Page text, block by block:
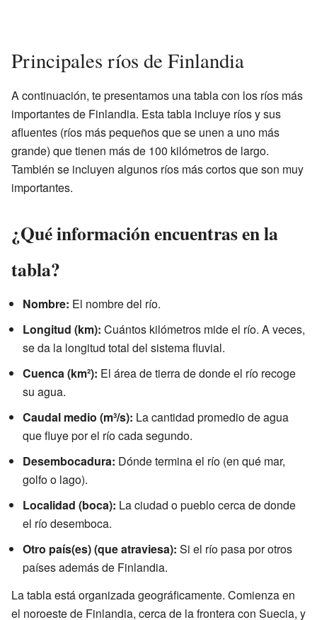
Principales ríos de Finlandia
A continuación, te presentamos una tabla con los ríos más
importantes de Finlandia. Esta tabla incluye ríos y sus
afluentes (ríos más pequeños que se unen a uno más
grande) que tienen más de 100 kilómetros de largo.
También se incluyen algunos ríos más cortos que son muy
importantes.
¿Qué información encuentras en la
tabla?
Nombre: El nombre del río.
Longitud (km): Cuántos kilómetros mide el río. A veces,
se da la longitud total del sistema fluvial.
Cuenca (km²): El área de tierra de donde el río recoge
su agua.
Caudal medio (m³/s): La cantidad promedio de agua
que fluye por el río cada segundo.
Desembocadura: Dónde termina el río (en qué mar,
golfo o lago).
Localidad (boca): La ciudad o pueblo cerca de donde
el río desemboca.
Otro país(es) (que atraviesa): Si el río pasa por otros
países además de Finlandia.
La tabla está organizada geográficamente. Comienza en
el noroeste de Finlandia, cerca de la frontera con Suecia, y